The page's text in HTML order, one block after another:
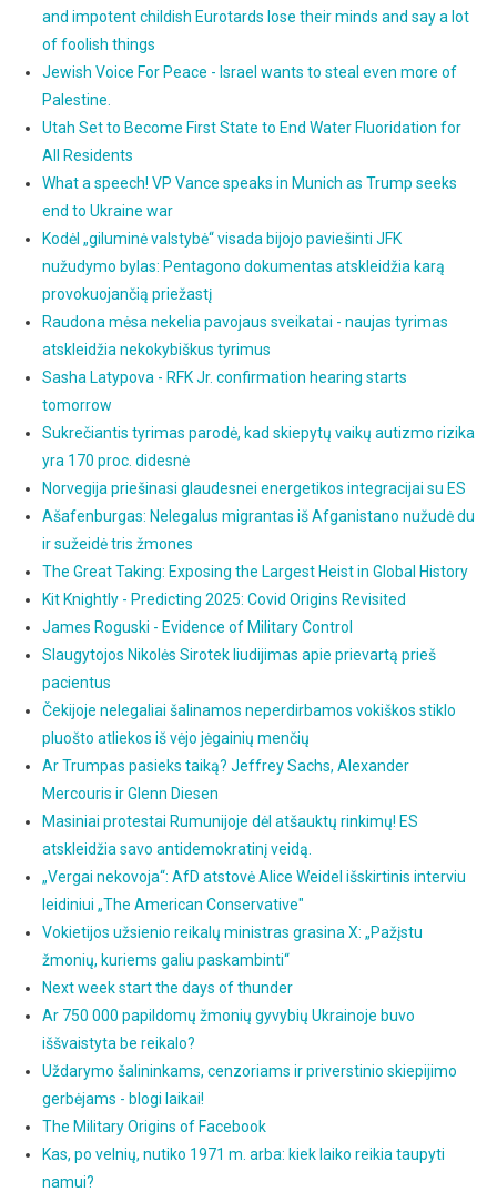
and impotent childish Eurotards lose their minds and say a lot
of foolish things
Jewish Voice For Peace - Israel wants to steal even more of
Palestine.
Utah Set to Become First State to End Water Fluoridation for
All Residents
What a speech! VP Vance speaks in Munich as Trump seeks
end to Ukraine war
Kodėl „giluminė valstybė“ visada bijojo paviešinti JFK
nužudymo bylas: Pentagono dokumentas atskleidžia karą
provokuojančią priežastį
Raudona mėsa nekelia pavojaus sveikatai - naujas tyrimas
atskleidžia nekokybiškus tyrimus
Sasha Latypova - RFK Jr. confirmation hearing starts
tomorrow
Sukrečiantis tyrimas parodė, kad skiepytų vaikų autizmo rizika
yra 170 proc. didesnė
Norvegija priešinasi glaudesnei energetikos integracijai su ES
Ašafenburgas: Nelegalus migrantas iš Afganistano nužudė du
ir sužeidė tris žmones
The Great Taking: Exposing the Largest Heist in Global History
Kit Knightly - Predicting 2025: Covid Origins Revisited
James Roguski - Evidence of Military Control
Slaugytojos Nikolės Sirotek liudijimas apie prievartą prieš
pacientus
Čekijoje nelegaliai šalinamos neperdirbamos vokiškos stiklo
pluošto atliekos iš vėjo jėgainių menčių
Ar Trumpas pasieks taiką? Jeffrey Sachs, Alexander
Mercouris ir Glenn Diesen
Masiniai protestai Rumunijoje dėl atšauktų rinkimų! ES
atskleidžia savo antidemokratinį veidą.
„Vergai nekovoja“: AfD atstovė Alice Weidel išskirtinis interviu
leidiniui „The American Conservative"
Vokietijos užsienio reikalų ministras grasina X: „Pažįstu
žmonių, kuriems galiu paskambinti“
Next week start the days of thunder
Ar 750 000 papildomų žmonių gyvybių Ukrainoje buvo
iššvaistyta be reikalo?
Uždarymo šalininkams, cenzoriams ir priverstinio skiepijimo
gerbėjams - blogi laikai!
The Military Origins of Facebook
Kas, po velnių, nutiko 1971 m. arba: kiek laiko reikia taupyti
namui?